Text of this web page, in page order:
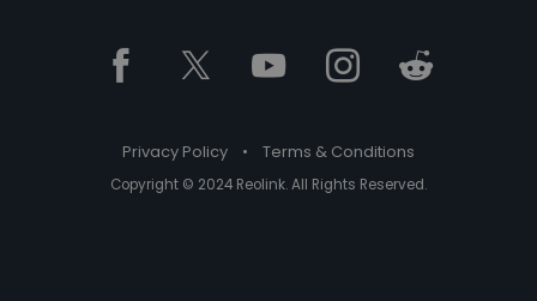
Privacy Policy • Terms & Conditions
Copyright © 2024 Reolink. All Rights Reserved.